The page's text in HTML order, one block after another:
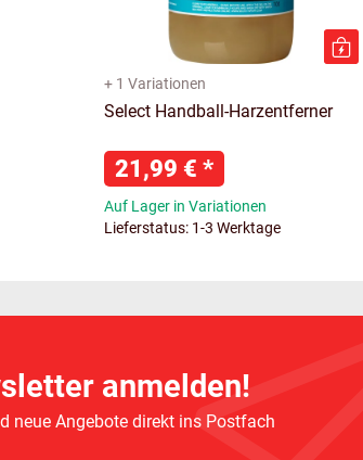
+ 1 Variationen
Select Handball-Harzentferner
21,99 € *
Auf Lager in Variationen
Lieferstatus: 1-3 Werktage
anmelden!
neue Angebote direkt ins Postfach